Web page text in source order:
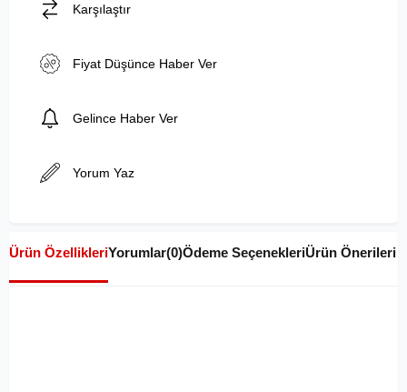
Karşılaştır
Fiyat Düşünce Haber Ver
Gelince Haber Ver
Yorum Yaz
Ürün ÖzellikleriYorumlar(0)Ödeme SeçenekleriÜrün Önerileri